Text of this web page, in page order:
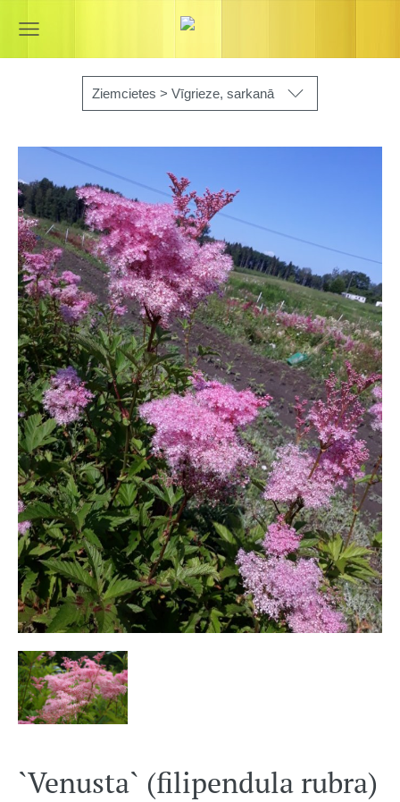
Ziemcietes > Vīgrieze, sarkanā
`Venusta` (filipendula rubra)